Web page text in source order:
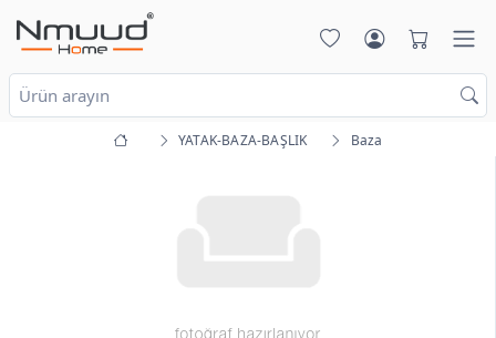
YATAK-BAZA-BAŞLIK Baza